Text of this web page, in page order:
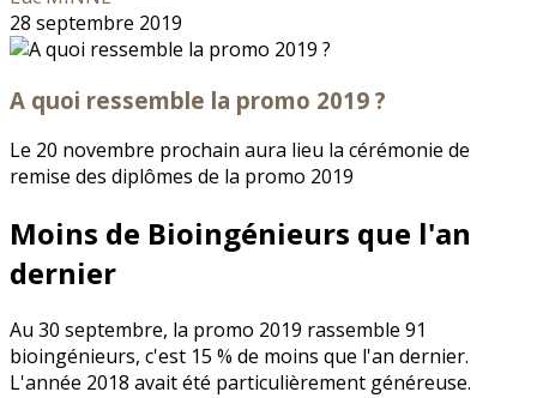
28 septembre 2019
A quoi ressemble la promo 2019 ?
Le 20 novembre prochain aura lieu la cérémonie de
remise des diplômes de la promo 2019
Moins de Bioingénieurs que l'an
dernier
Au 30 septembre, la promo 2019 rassemble 91
bioingénieurs, c'est 15 % de moins que l'an dernier.
L'année 2018 avait été particulièrement généreuse.